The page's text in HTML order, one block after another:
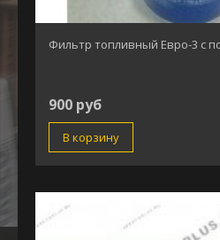
Фильтр топливный Евро-3 с
900 руб
В корзину